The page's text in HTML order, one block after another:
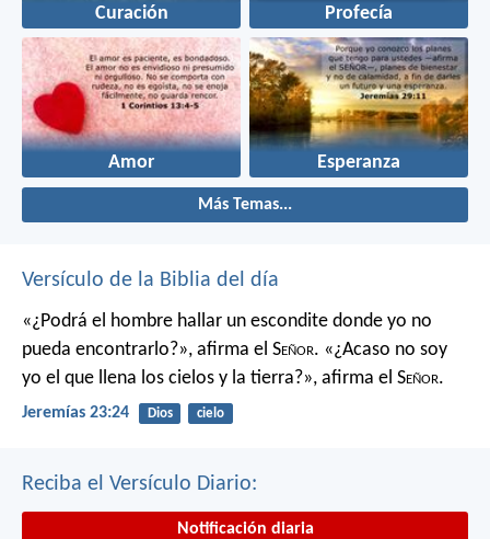
Curación Profecía
Amor Esperanza
Más Temas...
Versículo de la Biblia del día
«¿Podrá el hombre hallar un escondite donde yo no
pueda encontrarlo?», afirma el Señor. «¿Acaso no soy
yo el que llena los cielos y la tierra?», afirma el Señor.
Jeremías 23:24 Dios cielo
Reciba el Versículo Diario:
Notificación diaria